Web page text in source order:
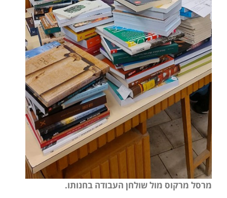
מרסל מרקוס מול שולחן העבודה בחנותו.